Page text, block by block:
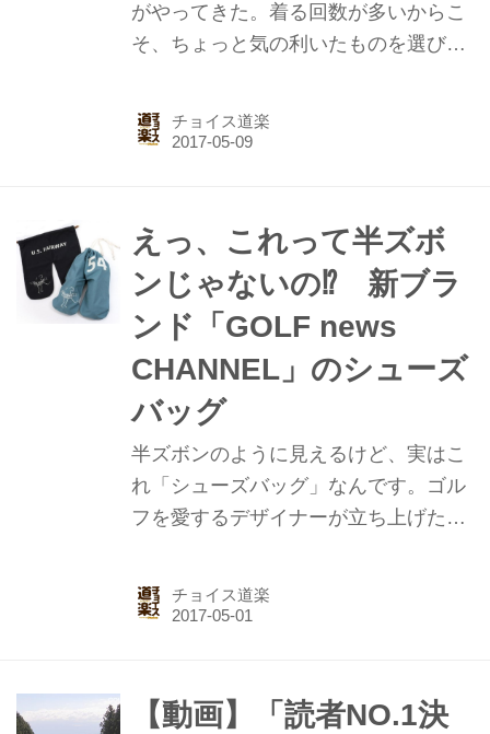
がやってきた。着る回数が多いからこ
そ、ちょっと気の利いたものを選びた
老舗アパレルメーカー「丸久」の吸水
速乾ポロ。ラウンド中の汗の不快感を
チョイス道楽
えっ、これって半ズボ
ンじゃないの⁉ 新ブラ
ンド「GOLF news
CHANNEL」のシューズ
バッグ
半ズボンのように見えるけど、実はこ
れ「シューズバッグ」なんです。ゴル
フを愛するデザイナーが立ち上げた新
ルフニュースチャンネル）」のバミュ
ーダパンツ風シューズバッグを紹介し
チョイス道楽
【動画】「読者NO.1決